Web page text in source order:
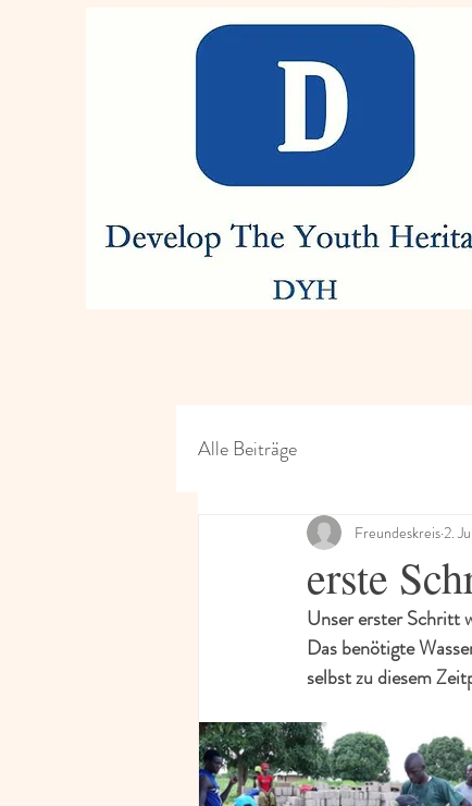
Alle Beiträge
erste
Freundeskreis 2.
Unser erster Schritt
Das benötigte
selbst zu diesem